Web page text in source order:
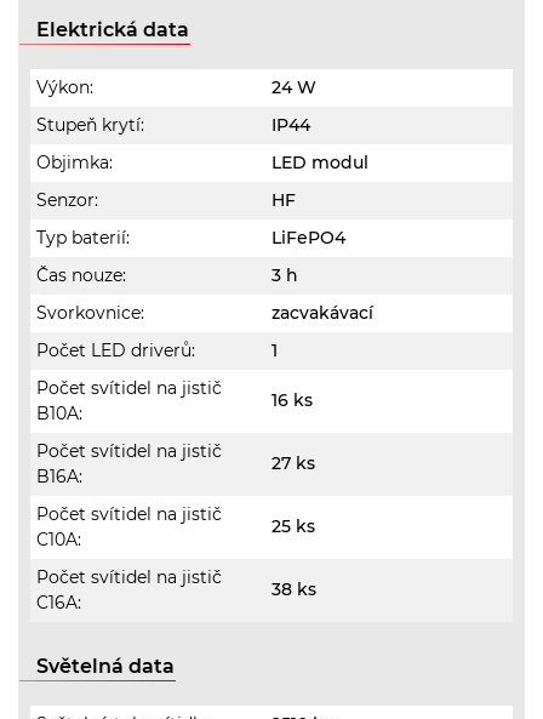
Elektrická data
Výkon:
24 W
Stupeň krytí:
IP44
Objimka:
LED modul
Senzor:
HF
Typ baterií:
LiFePO4
Čas nouze:
3 h
Svorkovnice:
zacvakávací
Počet LED driverů:
1
Počet svítidel na jistič
B10A:
16 ks
Počet svítidel na jistič
B16A:
27 ks
Počet svítidel na jistič
C10A:
25 ks
Počet svítidel na jistič
C16A:
38 ks
Světelná data